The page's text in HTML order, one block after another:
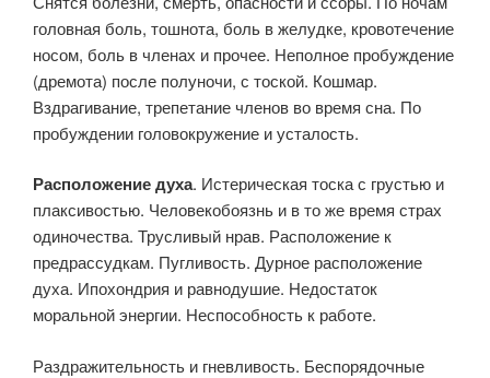
головная боль, тошнота, боль в желудке, кровотечение
носом, боль в членах и прочее. Неполное про­буждение
(дремота) после полуночи, с тоской. Кошмар.
Вздрагивание, трепетание членов во время сна. По
пробуждении голово­кружение и усталость.
Расположение духа. Истерическая тоска с грустью и
плаксиво­стью. Человекобоязнь и в то же время страх
одиночества. Трусли­вый нрав. Расположение к
предрассудкам. Пугливость. Дурное рас­положение
духа. Ипохондрия и равнодушие. Недостаток
моральной энергии. Неспособность к работе.
Раздражительность и гневливость. Беспорядочные